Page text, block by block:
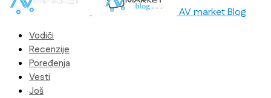
AV market Blog
Vodiči
Recenzije
Poređenja
Vesti
Još